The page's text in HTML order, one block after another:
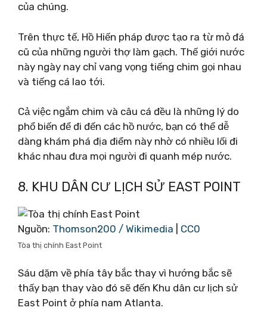
của chúng.
Trên thực tế, Hồ Hiến pháp được tạo ra từ mỏ đá
cũ của những người thợ làm gạch. Thế giới nước
này ngày nay chỉ vang vọng tiếng chim gọi nhau
và tiếng cá lao tới.
Cả việc ngắm chim và câu cá đều là những lý do
phổ biến để đi đến các hồ nước, bạn có thể dễ
dàng khám phá địa điểm này nhờ có nhiều lối đi
khác nhau đưa mọi người đi quanh mép nước.
8. KHU DÂN CƯ LỊCH SỬ EAST POINT
Nguồn: Thomson200 / Wikimedia CC0
Tòa thị chính East Point
Sáu dặm về phía tây bắc thay vì hướng bắc sẽ
thấy bạn thay vào đó sẽ đến Khu dân cư lịch sử
East Point ở phía nam Atlanta.